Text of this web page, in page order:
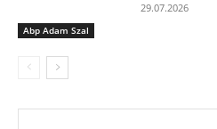
Abp Adam Szal
29.07.2026